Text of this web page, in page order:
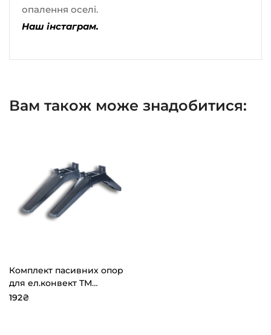
опалення оселі.
Наш інстаграм.
Вам також може знадобитися:
Комплект пасивних опор
для ел.конвект ТМ
“ТЕРМІЯ” антрацит
192₴